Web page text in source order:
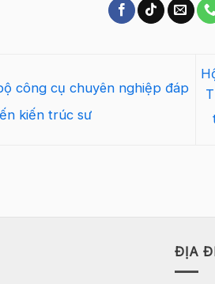
công cụ chuyên nghiệp đáp
kiến trúc sư
ĐỊA